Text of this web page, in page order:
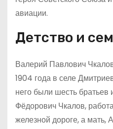
авиации.
Детство и
Валерий Павлович
1904 года в селе
него были шесть братьев
Фёдорович Чкалов,
железной дороге, а мать,